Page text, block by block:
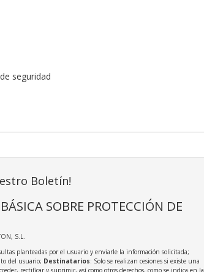
seguridad
Boletín!
SOBRE PROTECCIÓN DE
S.L.
planteadas por el usuario y enviarle la información solicitada;
del usuario; Destinatarios: Solo se realizan cesiones si existe una